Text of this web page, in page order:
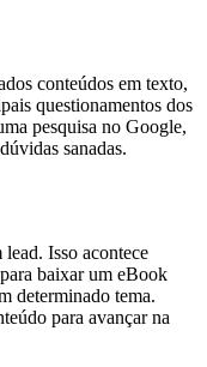
conteúdos em texto,
questionamentos dos
pesquisa no Google,
sanadas.
Isso acontece
baixar um eBook
determinado tema.
para avançar na